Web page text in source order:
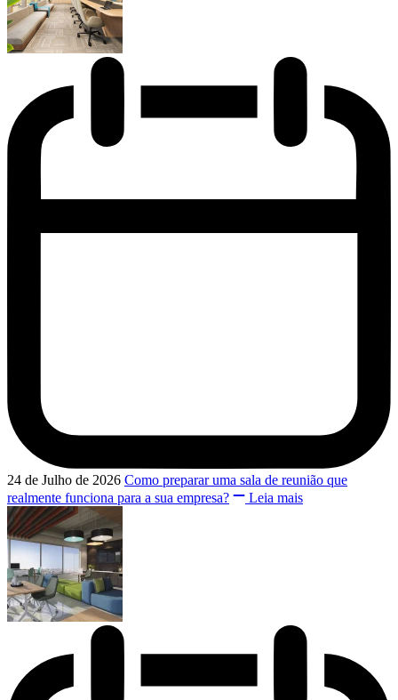
24 de Julho de 2026 Como preparar uma sala de reunião que
realmente funciona para a sua empresa?
Leia mais